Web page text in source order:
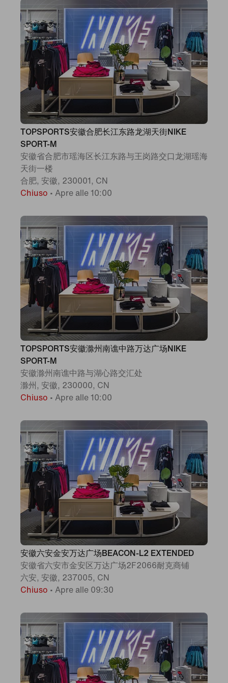
TOPSPORTS安徽合肥长江东路龙湖天街NIKE
SPORT-M
安徽省合肥市瑶海区长江东路与王岗路交口龙湖瑶海
天街一楼
合肥, 安徽, 230001, CN
Chiuso • Apre alle 10:00
TOPSPORTS安徽滁州南谯中路万达广场NIKE
SPORT-M
安徽滁州南谯中路与湖心路交汇处
滁州, 安徽, 230000, CN
Chiuso • Apre alle 10:00
安徽六安金安万达广场BEACON-L2 EXTENDED
安徽省六安市金安区万达广场2F2066耐克商铺
六安, 安徽, 237005, CN
Chiuso • Apre alle 09:30